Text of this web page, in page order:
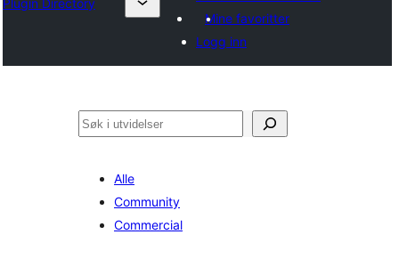
Mine favoritter
Logg inn
Søk
Alle
Community
Commercial